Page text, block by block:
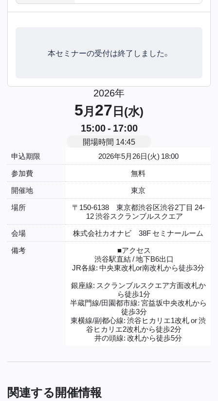
本セミナーの受付は終了しました。
2026年
5月27日(水)
15:00 - 17:00
開場時間 14:45
申込期限
2026年5月26日(火) 18:00
参加費
無料
開催地
東京
場所
〒150-6138 東京都渋谷区渋谷2丁目 24-
12 渋谷スクランブルスクエア
会場
株式会社カオナビ 38F セミナールーム
備考
■アクセス
渋谷駅直結 / 地下B6出口
JR各線: 中央東改札or南改札から徒歩3分
銀座線: スクランブルスクエア方面改札か
ら徒歩1分
半蔵門線/田園都市線: 宮益坂中央改札から
徒歩3分
東横線/副都心線: 渋谷ヒカリエ1改札 or 渋
谷ヒカリエ2改札から徒歩2分
井の頭線: 改札から徒歩5分
関連する開催情報